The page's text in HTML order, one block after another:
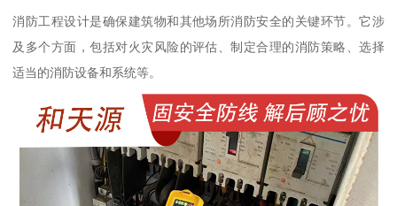
消防工程设计是确保建筑物和其他场所消防安全的关键环节。它涉
及多个方面，包括对火灾风险的评估、制定合理的消防策略、选择
适当的消防设备和系统等。